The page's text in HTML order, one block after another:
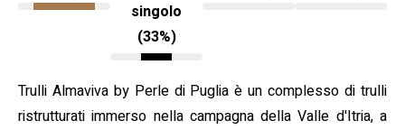
singolo
(33%)
Trulli Almaviva by Perle di Puglia è un complesso di trulli
ristrutturati immerso nella campagna della Valle d'Itria, a